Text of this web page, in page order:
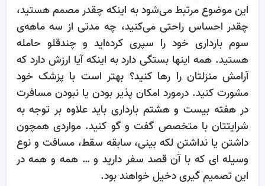
این موضوع مرتبط می‌شود به اینکه چقدر مصمم هستید،
چقدر احساس راحتی می‌کنید، چه مدتی از سه ماهه‌ی
سوم بارداری خود را سپری کرده‌اید و چندقلو حامله‌
هستید. همه اینها بستگی دارد به اینکه آیا ارزش دارد که
آرامش منزلتان را رها کنید؟ بهتر است با پزشک خود
مشورت کنید. درمورد امکان پذیر بودن یا نبودن مسافرت
در هفته بیست و هشتم بارداری باید علاوه بر توجه به
شرایتتان با متخصص گفت و گو کنید. مواردی همچون
داشتن یا نداشتن لکه بینی، سابقه سقط، مسافت و نوع
وسیله ای که با آن قصد سفر دارید و … همه و همه در
این تصمیم گیری دخیل خواهند بود.